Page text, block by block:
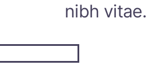
nibh vitae.